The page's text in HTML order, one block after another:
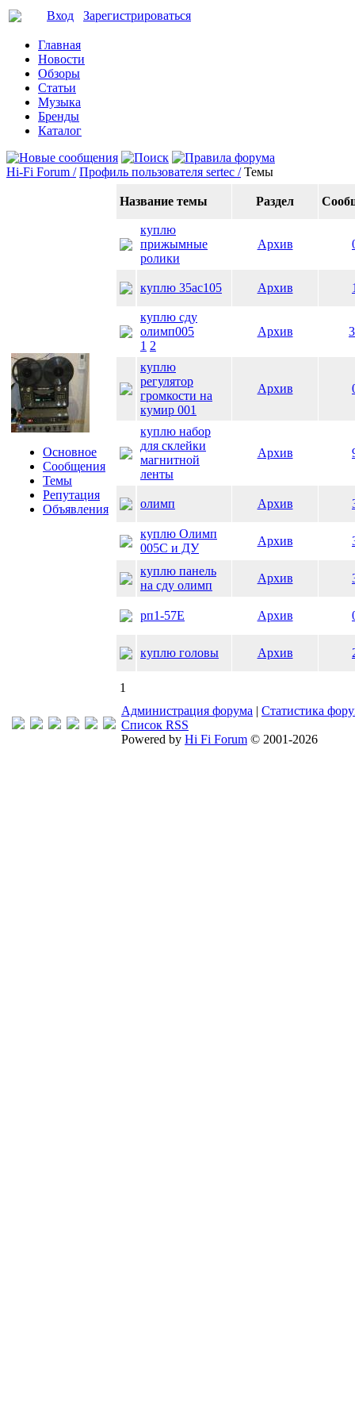
Вход Зарегистрироваться
Главная
Новости
Обзоры
Статьи
Музыка
Бренды
Каталог
Hi-Fi Forum / Профиль пользователя sertec / Темы
Основное
Сообщения
Темы
Репутация
Объявления
Название темы Раздел
куплю
прижымные
ролики
Архив
куплю 35ас105 Архив
куплю сду
олимп005
1 2
Архив
куплю
регулятор
громкости на
кумир 001
Архив
куплю набор
для склейки
магнитной
ленты
Архив
олимп Архив
куплю Олимп
005С и ДУ
Архив
куплю панель
на сду олимп
Архив
рп1-57Е Архив
куплю головы Архив
1
Администрация форума | Статистика
Список RSS
Powered by Hi Fi Forum © 2001-2026